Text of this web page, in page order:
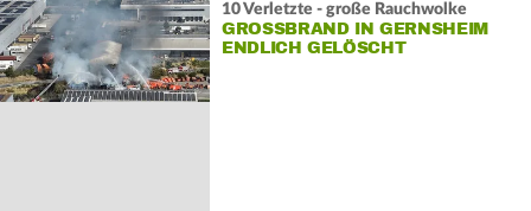
10 Verletzte - große Rauchwolke
GROSSBRAND IN GERNSHEIM E
NDLICH GELÖSCHT